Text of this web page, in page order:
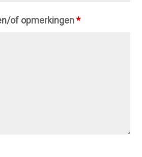
of opmerkingen*